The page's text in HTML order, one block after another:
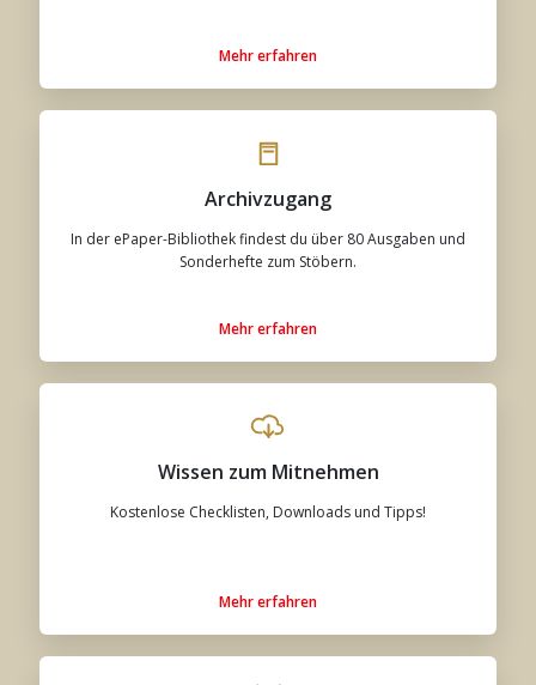
Mehr erfahren
Archivzugang
In der ePaper-Bibliothek findest du über 80 Ausgaben und
Sonderhefte zum Stöbern.
Mehr erfahren
Wissen zum Mitnehmen
Kostenlose Checklisten, Downloads und Tipps!
Mehr erfahren